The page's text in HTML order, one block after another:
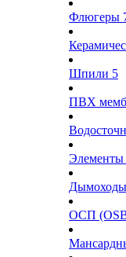
Флюгеры
Шпили 5
ПВХ
Элементы
Дымоходы
ОСП